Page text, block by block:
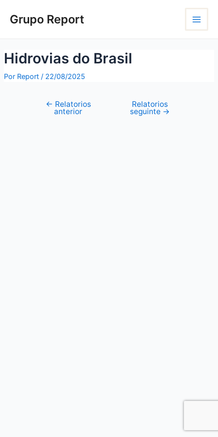
paraGrupo Report
Main
Menu
Hidrovias do Brasil
Por Report / 22/08/2025
de
Post
← Relatorios
anterior
Relatorios
seguinte →